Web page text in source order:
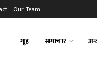
Our Team
गृह समाचार